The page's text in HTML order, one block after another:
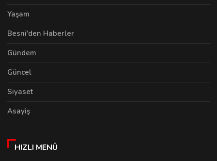
Yaşam
Besni'den Haberler
Gündem
Güncel
Siyaset
Asayiş
HIZLI MENÜ